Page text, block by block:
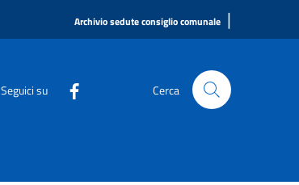
Archivio sedute consiglio comunale |
Seguici su Cerca